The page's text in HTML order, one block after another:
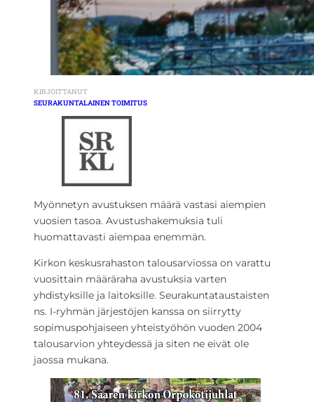
KIRJOITTANUT
SEURAKUNTALAINEN TOIMITUS
Myönnetyn avustuksen määrä vastasi aiempien
vuosien tasoa. Avustushakemuksia tuli
huomattavasti aiempaa enemmän.
Kirkon keskusrahaston talousarviossa on varattu
vuosittain määräraha avustuksia varten
yhdistyksille ja laitoksille. Seurakuntataustaisten
ns. I-ryhmän järjestöjen kanssa on siirrytty
sopimuspohjaiseen yhteistyöhön vuoden 2004
talousarvion yhteydessä ja siten ne eivät ole
jaossa mukana.